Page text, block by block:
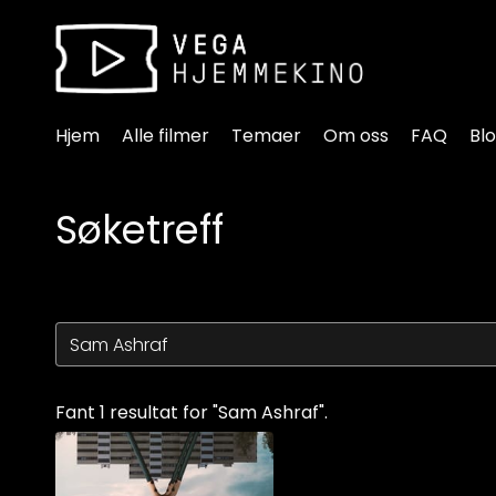
Tilgjengelighetslenker
Hjem Alle filmer Temaer Om oss FAQ
Søketreff
Fant 1 resultat for "Sam Ashraf".